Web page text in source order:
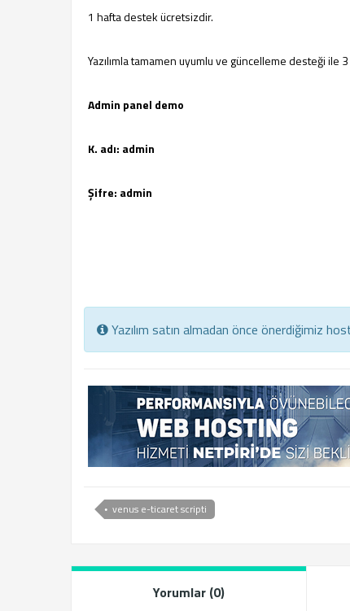
1 hafta destek ücretsizdir.
Yazılımla tamamen uyumlu ve güncelleme desteği ile
Admin panel demo
K. adı: admin
Şifre: admin
Yazılım satın almadan önce önerdiğimiz
venus e-ticaret scripti
Yorumlar (0)